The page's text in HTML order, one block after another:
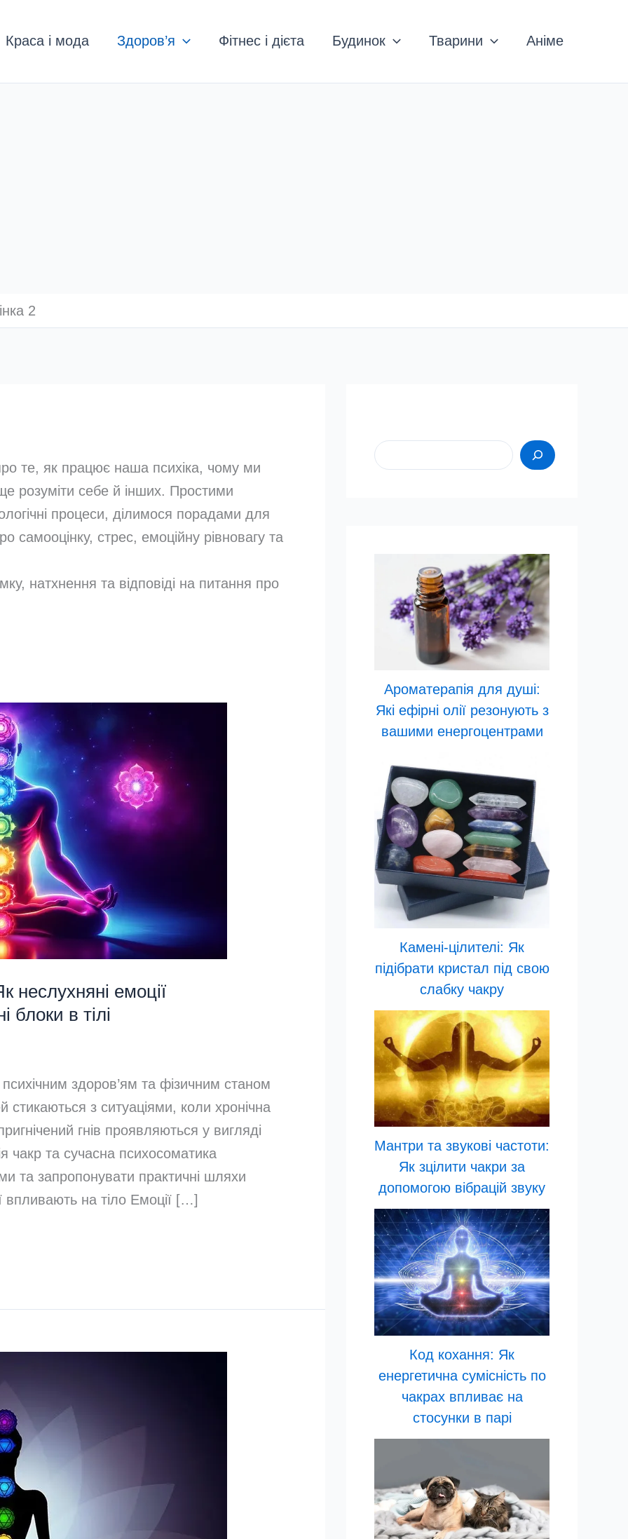
Краса і мода Здоров’я Фітнес і дієта Будинок Тварини Аніме
2
те, як працює наша психіка, чому ми
розуміти себе й інших. Простими
процеси, ділимося порадами для
самооцінку, стрес, емоційну рівновагу та
натхнення та відповіді на питання про
неслухняні емоції
блоки в тілі
психічним здоров’ям та фізичним станом
з ситуаціями, коли хронічна
гнів проявляються у вигляді
чакр та сучасна психосоматика
та запропонувати практичні шляхи
впливають на тіло Емоції […]
Ароматерапія для душі:
Які ефірні олії резонують з
вашими енергоцентрами
Камені-цілителі: Як
підібрати кристал під свою
слабку чакру
Мантри та звукові частоти:
Як зцілити чакри за
допомогою вібрацій звуку
Код кохання: Як
енергетична сумісність по
чакрах впливає на
стосунки в парі